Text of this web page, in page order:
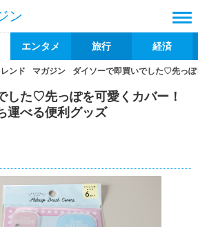
ン
エンタメ 旅行 経済
レンド マガジン ダイソーで即買いでした♡先っ
した♡先っぽを可愛くカバー！
運べる便利グッズ